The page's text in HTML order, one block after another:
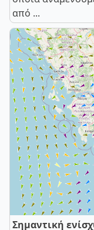
από ...
Σημαντική